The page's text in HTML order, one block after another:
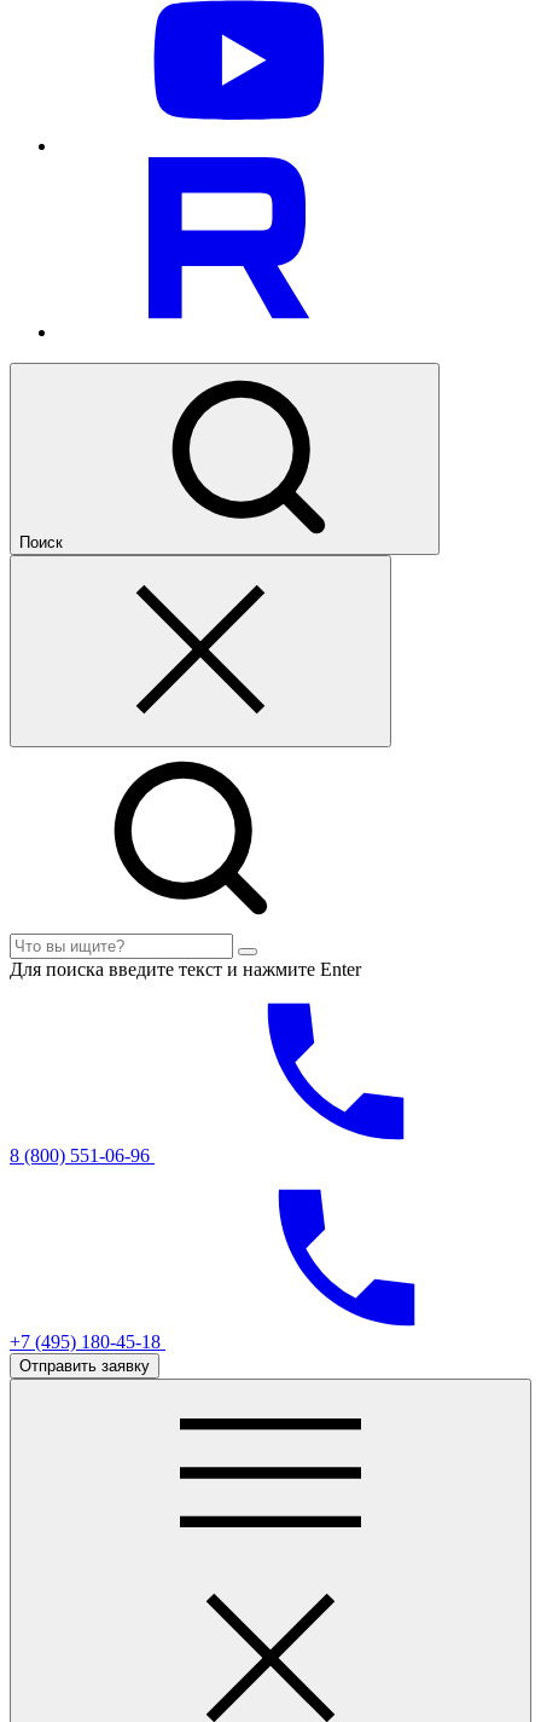
Поиск
Для поиска введите текст и нажмите Enter
8 (800) 551-06-96
+7 (495) 180-45-18
Отправить заявку